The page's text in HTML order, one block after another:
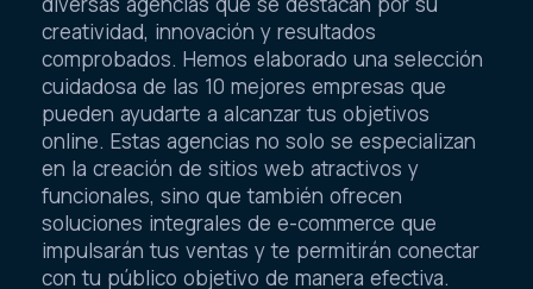
creatividad, innovación y resultados
comprobados. Hemos elaborado una selección
cuidadosa de las 10 mejores empresas que
pueden ayudarte a alcanzar tus objetivos
online. Estas agencias no solo se especializan
en la creación de sitios web atractivos y
funcionales, sino que también ofrecen
soluciones integrales de e-commerce que
impulsarán tus ventas y te permitirán conectar
con tu público objetivo de manera efectiva.